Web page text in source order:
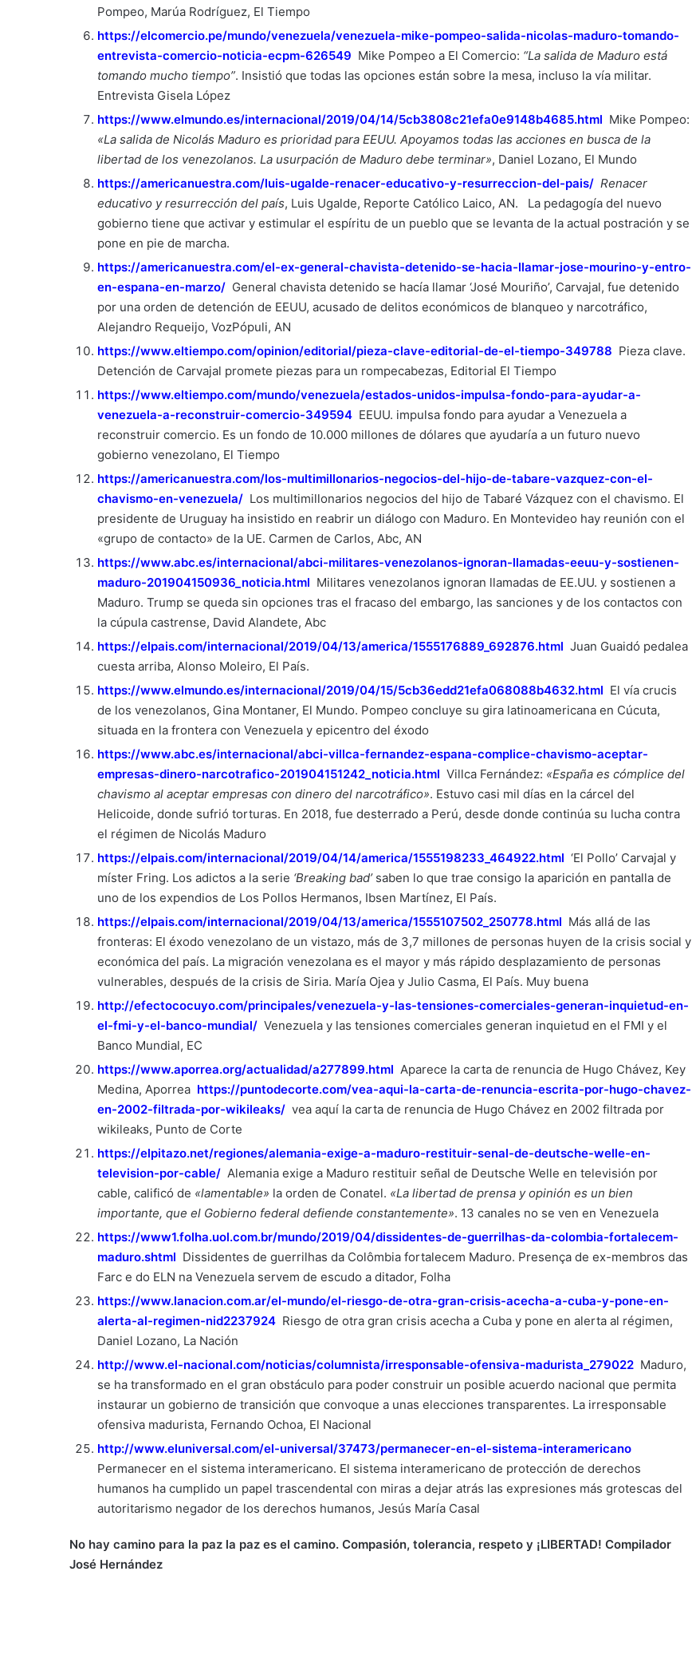
Pompeo, Marúa Rodríguez, El Tiempo
https://elcomercio.pe/mundo/venezuela/venezuela-mike-pompeo-salida-nicolas-maduro-tomando-
entrevista-comercio-noticia-ecpm-626549 Mike Pompeo a El Comercio: “La salida de Maduro está
tomando mucho tiempo”. Insistió que todas las opciones están sobre la mesa, incluso la vía militar.
Entrevista Gisela López
https://www.elmundo.es/internacional/2019/04/14/5cb3808c21efa0e9148b4685.html Mike Pompeo:
«La salida de Nicolás Maduro es prioridad para EEUU. Apoyamos todas las acciones en busca de la
libertad de los venezolanos. La usurpación de Maduro debe terminar», Daniel Lozano, El Mundo
https://americanuestra.com/luis-ugalde-renacer-educativo-y-resurreccion-del-pais/ Renacer
educativo y resurrección del país, Luis Ugalde, Reporte Católico Laico, AN. La pedagogía del nuevo
gobierno tiene que activar y estimular el espíritu de un pueblo que se levanta de la actual postración y se
pone en pie de marcha.
https://americanuestra.com/el-ex-general-chavista-detenido-se-hacia-llamar-jose-mourino-y-entro-
en-espana-en-marzo/ General chavista detenido se hacía llamar ‘José Mouriño’, Carvajal, fue detenido
por una orden de detención de EEUU, acusado de delitos económicos de blanqueo y narcotráfico,
Alejandro Requeijo, VozPópuli, AN
https://www.eltiempo.com/opinion/editorial/pieza-clave-editorial-de-el-tiempo-349788 Pieza clave.
Detención de Carvajal promete piezas para un rompecabezas, Editorial El Tiempo
https://www.eltiempo.com/mundo/venezuela/estados-unidos-impulsa-fondo-para-ayudar-a-
venezuela-a-reconstruir-comercio-349594 EEUU. impulsa fondo para ayudar a Venezuela a
reconstruir comercio. Es un fondo de 10.000 millones de dólares que ayudaría a un futuro nuevo
gobierno venezolano, El Tiempo
https://americanuestra.com/los-multimillonarios-negocios-del-hijo-de-tabare-vazquez-con-el-
chavismo-en-venezuela/ Los multimillonarios negocios del hijo de Tabaré Vázquez con el chavismo. El
presidente de Uruguay ha insistido en reabrir un diálogo con Maduro. En Montevideo hay reunión con el
«grupo de contacto» de la UE. Carmen de Carlos, Abc, AN
https://www.abc.es/internacional/abci-militares-venezolanos-ignoran-llamadas-eeuu-y-sostienen-
maduro-201904150936_noticia.html Militares venezolanos ignoran llamadas de EE.UU. y sostienen a
Maduro. Trump se queda sin opciones tras el fracaso del embargo, las sanciones y de los contactos con
la cúpula castrense, David Alandete, Abc
https://elpais.com/internacional/2019/04/13/america/1555176889_692876.html Juan Guaidó pedalea
cuesta arriba, Alonso Moleiro, El País.
https://www.elmundo.es/internacional/2019/04/15/5cb36edd21efa068088b4632.html El vía crucis
de los venezolanos, Gina Montaner, El Mundo. Pompeo concluye su gira latinoamericana en Cúcuta,
situada en la frontera con Venezuela y epicentro del éxodo
https://www.abc.es/internacional/abci-villca-fernandez-espana-complice-chavismo-aceptar-
empresas-dinero-narcotrafico-201904151242_noticia.html Villca Fernández: «España es cómplice del
chavismo al aceptar empresas con dinero del narcotráfico». Estuvo casi mil días en la cárcel del
Helicoide, donde sufrió torturas. En 2018, fue desterrado a Perú, desde donde continúa su lucha contra
el régimen de Nicolás Maduro
https://elpais.com/internacional/2019/04/14/america/1555198233_464922.html ‘El Pollo’ Carvajal y
míster Fring. Los adictos a la serie ‘Breaking bad’saben lo que trae consigo la aparición en pantalla de
uno de los expendios de Los Pollos Hermanos, Ibsen Martínez, El País.
https://elpais.com/internacional/2019/04/13/america/1555107502_250778.html Más allá de las
fronteras: El éxodo venezolano de un vistazo, más de 3,7 millones de personas huyen de la crisis social y
económica del país. La migración venezolana es el mayor y más rápido desplazamiento de personas
vulnerables, después de la crisis de Siria. María Ojea y Julio Casma, El País. Muy buena
http://efectococuyo.com/principales/venezuela-y-las-tensiones-comerciales-generan-inquietud-en-
el-fmi-y-el-banco-mundial/ Venezuela y las tensiones comerciales generan inquietud en el FMI y el
Banco Mundial, EC
https://www.aporrea.org/actualidad/a277899.html Aparece la carta de renuncia de Hugo Chávez, Key
Medina, Aporrea https://puntodecorte.com/vea-aqui-la-carta-de-renuncia-escrita-por-hugo-chavez-
en-2002-filtrada-por-wikileaks/ vea aquí la carta de renuncia de Hugo Chávez en 2002 filtrada por
wikileaks, Punto de Corte
https://elpitazo.net/regiones/alemania-exige-a-maduro-restituir-senal-de-deutsche-welle-en-
television-por-cable/ Alemania exige a Maduro restituir señal de Deutsche Welle en televisión por
cable, calificó de «lamentable» la orden de Conatel. «La libertad de prensa y opinión es un bien
importante, que el Gobierno federal defiende constantemente». 13 canales no se ven en Venezuela
https://www1.folha.uol.com.br/mundo/2019/04/dissidentes-de-guerrilhas-da-colombia-fortalecem-
maduro.shtml Dissidentes de guerrilhas da Colômbia fortalecem Maduro. Presença de ex-membros das
Farc e do ELN na Venezuela servem de escudo a ditador, Folha
https://www.lanacion.com.ar/el-mundo/el-riesgo-de-otra-gran-crisis-acecha-a-cuba-y-pone-en-
alerta-al-regimen-nid2237924 Riesgo de otra gran crisis acecha a Cuba y pone en alerta al régimen,
Daniel Lozano, La Nación
http://www.el-nacional.com/noticias/columnista/irresponsable-ofensiva-madurista_279022 Maduro,
se ha transformado en el gran obstáculo para poder construir un posible acuerdo nacional que permita
instaurar un gobierno de transición que convoque a unas elecciones transparentes. La irresponsable
ofensiva madurista, Fernando Ochoa, El Nacional
http://www.eluniversal.com/el-universal/37473/permanecer-en-el-sistema-interamericano
Permanecer en el sistema interamericano. El sistema interamericano de protección de derechos
humanos ha cumplido un papel trascendental con miras a dejar atrás las expresiones más grotescas del
autoritarismo negador de los derechos humanos, Jesús María Casal
No hay camino para la paz la paz es el camino. Compasión, tolerancia, respeto y ¡LIBERTAD! Compilador
José Hernández